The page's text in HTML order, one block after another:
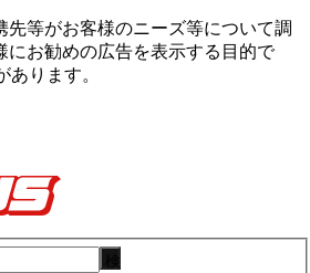
先等がお客様のニーズ等について調
にお勧めの広告を表⽰する⽬的で
あります。